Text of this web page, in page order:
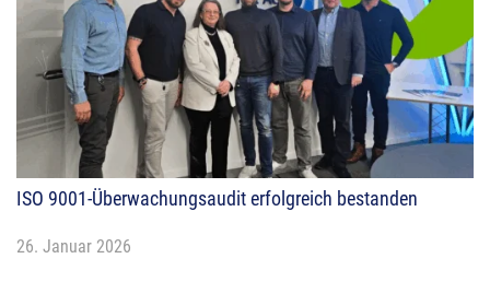
ISO 9001-Überwachungsaudit erfolgreich bestanden
26. Januar 2026